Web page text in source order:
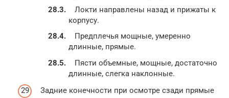
Локти направлены назад и прижаты к
корпусу.
Предплечья мощные, умеренно
длинные, прямые.
Пясти объемные, мощные, достаточно
длинные, слегка наклонные.
Задние конечности при осмотре сзади прямые